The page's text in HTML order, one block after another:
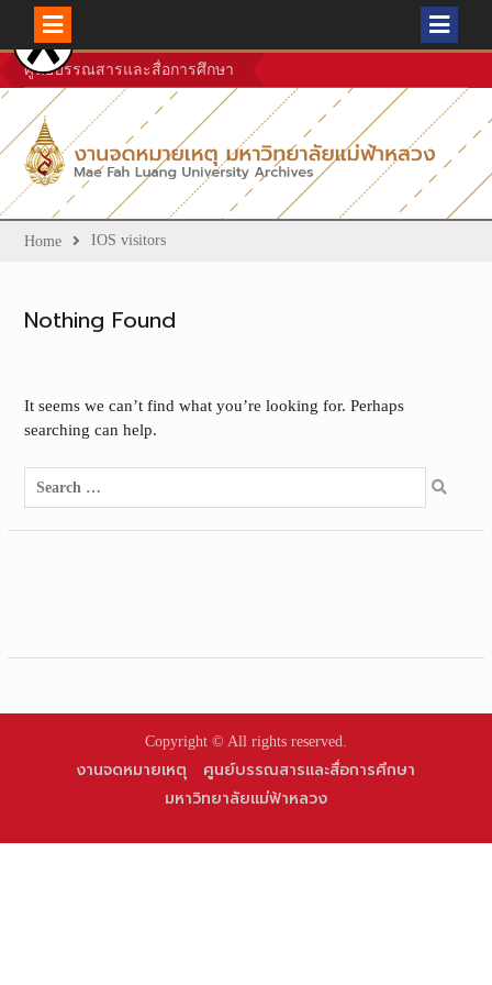
Skip
to
content
ศูนย์บรรณสารและสื่อการศึกษา
Home IOS visitors
Nothing Found
It seems we can’t find what you’re looking for. Perhaps
searching can help.
Search
for:
Copyright © All rights reserved.
งานจดหมายเหตุ
ศูนย์บรรณสารและสื่อการศึกษา
มหาวิทยาลัยแม่ฟ้าหลวง